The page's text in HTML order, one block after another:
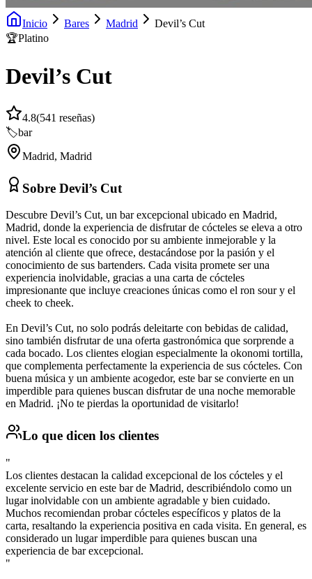
Inicio Bares Madrid
Devil’s Cut
🏆Platino
Devil’s Cut
4.8(541 reseñas)
🏷️bar
Madrid, Madrid
Sobre Devil’s Cut
Descubre Devil’s Cut, un bar excepcional ubicado en Madrid,
Madrid, donde la experiencia de disfrutar de cócteles se eleva a otro
nivel. Este local es conocido por su ambiente inmejorable y la
atención al cliente que ofrece, destacándose por la pasión y el
conocimiento de sus bartenders. Cada visita promete ser una
experiencia inolvidable, gracias a una carta de cócteles
impresionante que incluye creaciones únicas como el ron sour y el
cheek to cheek.
En Devil’s Cut, no solo podrás deleitarte con bebidas de calidad,
sino también disfrutar de una oferta gastronómica que sorprende a
cada bocado. Los clientes elogian especialmente la okonomi tortilla,
que complementa perfectamente la experiencia de sus cócteles. Con
buena música y un ambiente acogedor, este bar se convierte en un
imperdible para quienes buscan disfrutar de una noche memorable
en Madrid. ¡No te pierdas la oportunidad de visitarlo!
Lo que dicen los clientes
"
Los clientes destacan la calidad excepcional de los cócteles y el
excelente servicio en este bar de Madrid, describiéndolo como un
lugar inolvidable con un ambiente agradable y bien cuidado.
Muchos recomiendan probar cócteles específicos y platos de la
carta, resaltando la experiencia positiva en cada visita. En general, es
considerado un lugar imperdible para quienes buscan una
experiencia de bar excepcional.
"